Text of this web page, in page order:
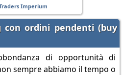
ordini pendenti (buy
di opportunità di
sempre abbiamo il tempo o